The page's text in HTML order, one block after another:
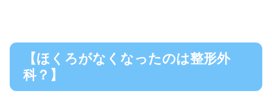
【ほくろがなくなったのは整形外
科？】